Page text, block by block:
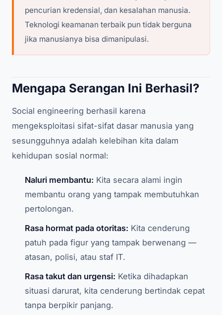
pencurian kredensial, dan kesalahan manusia.
Teknologi keamanan terbaik pun tidak berguna
jika manusianya bisa dimanipulasi.
Mengapa Serangan Ini Berhasil?
Social engineering berhasil karena
mengeksploitasi sifat-sifat dasar manusia yang
sesungguhnya adalah kelebihan kita dalam
kehidupan sosial normal:
Naluri membantu: Kita secara alami ingin
membantu orang yang tampak membutuhkan
pertolongan.
Rasa hormat pada otoritas: Kita cenderung
patuh pada figur yang tampak berwenang —
atasan, polisi, atau staf IT.
Rasa takut dan urgensi: Ketika dihadapkan
situasi darurat, kita cenderung bertindak cepat
tanpa berpikir panjang.